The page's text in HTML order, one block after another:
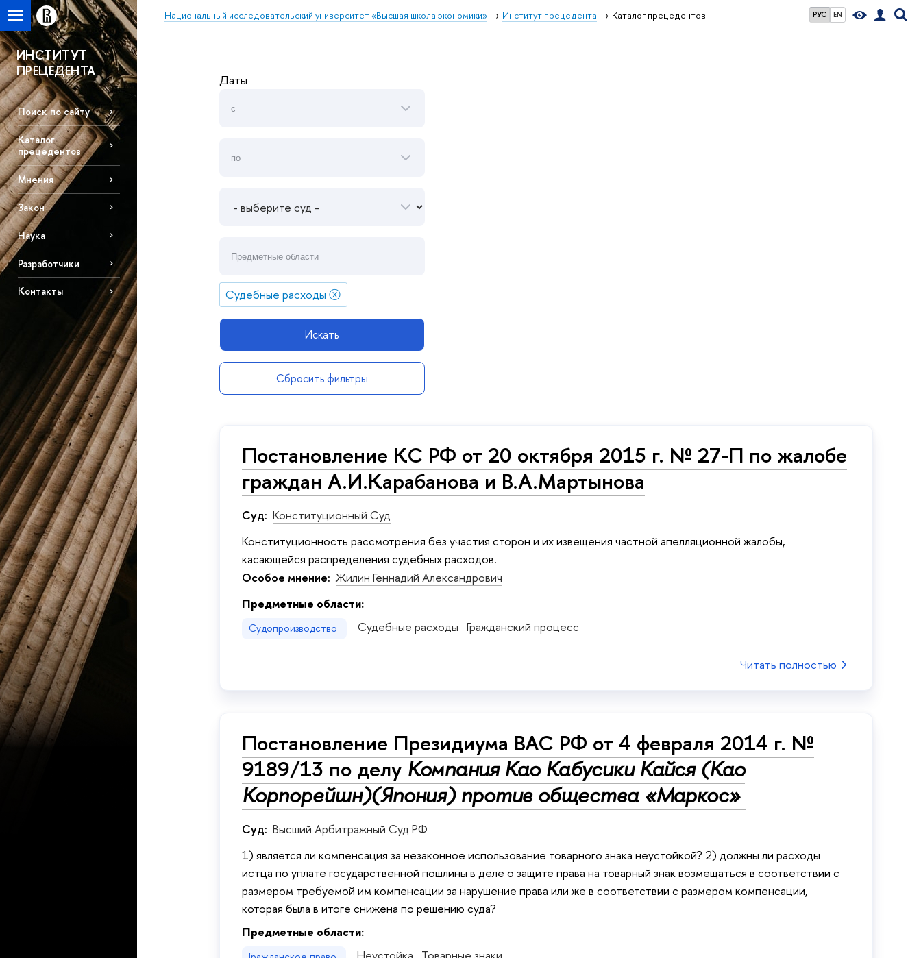
РУС EN
Национальный исследовательский университет «Высшая школа экономики» Институт прецедента Каталог прецедентов
ИНСТИТУТ
ПРЕЦЕДЕНТА
Поиск по сайту
Каталог
прецедентов
Мнения
Закон
Наука
Разработчики
Контакты
Даты
Судебные расходыⓧ
Искать
Сбросить фильтры
Постановление КС РФ от 20 октября 2015 г. № 27-П по жалобе
граждан А.И.Карабанова и В.А.Мартынова
Суд: Конституционный Суд
Конституционность рассмотрения без участия сторон и их извещения частной апелляционной жалобы,
касающейся распределения судебных расходов.
Особое мнение: Жилин Геннадий Александрович
Предметные области:
Судопроизводство Судебные расходы Гражданский процесс
Читать полностью
Постановление Президиума ВАС РФ от 4 февраля 2014 г. №
9189/13 по делу Компания Као Кабусики Кайся (Као
Корпорейшн)(Япония) против общества «Маркос»
Суд: Высший Арбитражный Суд РФ
1) является ли компенсация за незаконное использование товарного знака неустойкой? 2) должны ли расходы
истца по уплате государственной пошлины в деле о защите права на товарный знак возмещаться в соответствии с
размером требуемой им компенсации за нарушение права или же в соответствии с размером компенсации,
которая была в итоге снижена по решению суда?
Предметные области: